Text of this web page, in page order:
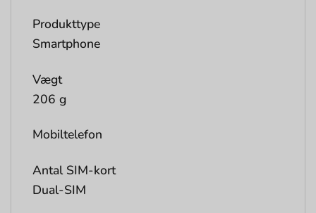
Produkttype
Smartphone
Vægt
206 g
Mobiltelefon
Antal SIM-kort
Dual-SIM